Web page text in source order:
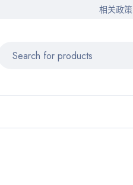
相关政策